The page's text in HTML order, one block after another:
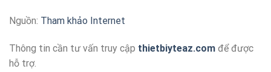
Nguồn: Tham khảo Internet
Thông tin cần tư vấn truy cập thietbiyteaz.com để được
hỗ trợ.